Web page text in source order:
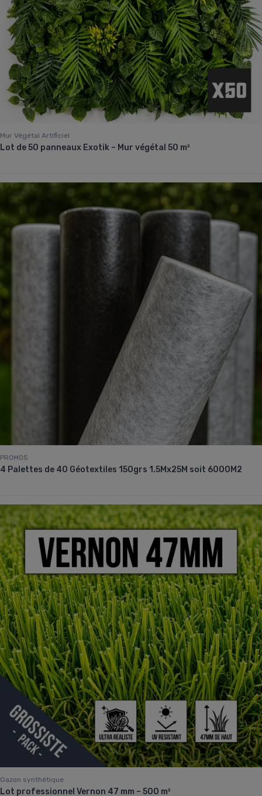
Mur Végétal Artificiel
Lot de 50 panneaux Exotik – Mur végétal 50 m²
PROMOS
4 Palettes de 40 Géotextiles 150grs 1.5Mx25M soit 6000M2
Gazon synthétique
Lot professionnel Vernon 47 mm – 500 m²